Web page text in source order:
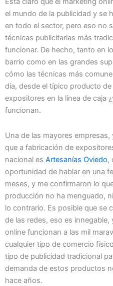
el mundo de la publicidad y se
en todo el sector, pero eso no
técnicas publicitarias más
funcionar. De hecho, tanto en
barrio como en las grandes
cómo las técnicas más
día, desde el típico producto
expositores en la línea de caja
funcionan.
Una de las mayores
que a fabricación de
nacional es Artesanías Oviedo,
oportunidad de hablar en una
meses, y me confirmaron lo
producción no ha menguado,
lo contrario. Es posible que se
de las redes, eso es
online funcionan a las mil
cualquier tipo de comercio
tipo de publicidad tradicional
demanda de estos productos
hace años.